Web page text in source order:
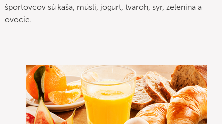
športovcov sú kaša, müsli, jogurt, tvaroh, syr, zelenina a
ovocie.